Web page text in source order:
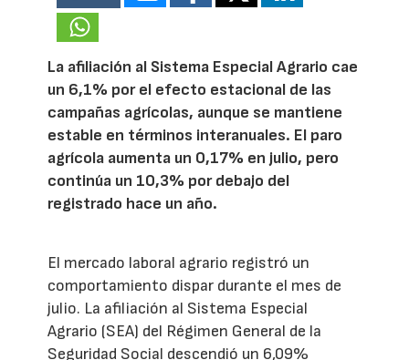
La afiliación al Sistema Especial Agrario cae
un 6,1% por el efecto estacional de las
campañas agrícolas, aunque se mantiene
estable en términos interanuales. El paro
agrícola aumenta un 0,17% en julio, pero
continúa un 10,3% por debajo del
registrado hace un año.
El mercado laboral agrario registró un
comportamiento dispar durante el mes de
julio. La afiliación al Sistema Especial
Agrario (SEA) del Régimen General de la
Seguridad Social descendió un 6,09%